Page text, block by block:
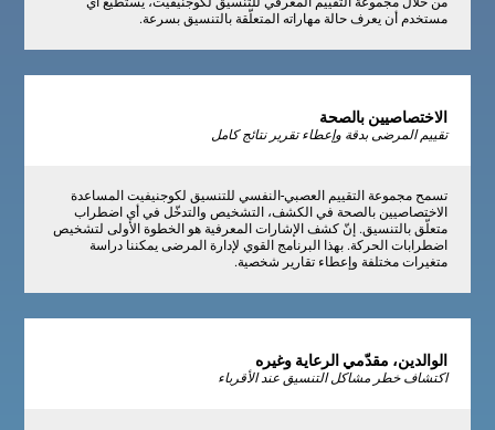
مستخدم أن يعرف حالة مهاراته المتعلّقة بالتنسيق بسرعة.
الاختصاصيين بالصحة
تقييم المرضى بدقة وإعطاء تقرير نتائج كامل
تسمح مجموعة التقييم العصبي-النفسي للتنسيق لكوجنيفيت المساعدة
الاختصاصيين بالصحة في الكشف، التشخيص والتدخّل في أي اضطراب
متعلّق بالتنسيق. إنّ كشف الإشارات المعرفية هو الخطوة الأولى لتشخيص
اضطرابات الحركة. بهذا البرنامج القوي لإدارة المرضى يمكننا دراسة
متغيرات مختلفة وإعطاء تقارير شخصية.
الوالدين، مقدّمي الرعاية وغيره
اكتشاف خطر مشاكل التنسيق عند الأقرباء